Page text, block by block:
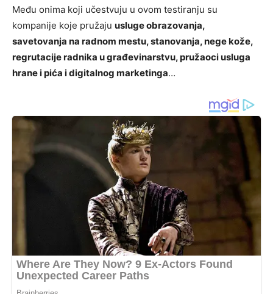
Među onima koji učestvuju u ovom testiranju su
kompanije koje pružaju usluge obrazovanja,
savetovanja na radnom mestu, stanovanja, nege kože,
regrutacije radnika u građevinarstvu, pružaoci usluga
hrane i pića i digitalnog marketinga…